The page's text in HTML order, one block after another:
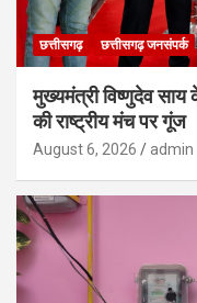
छत्तीसगढ़ छत्तीसगढ़ जनसंपर्क
मुख्यमंत्री विष्णुदेव
की राष्ट्रीय मंच पर गूंज
August 6, 2026 admin